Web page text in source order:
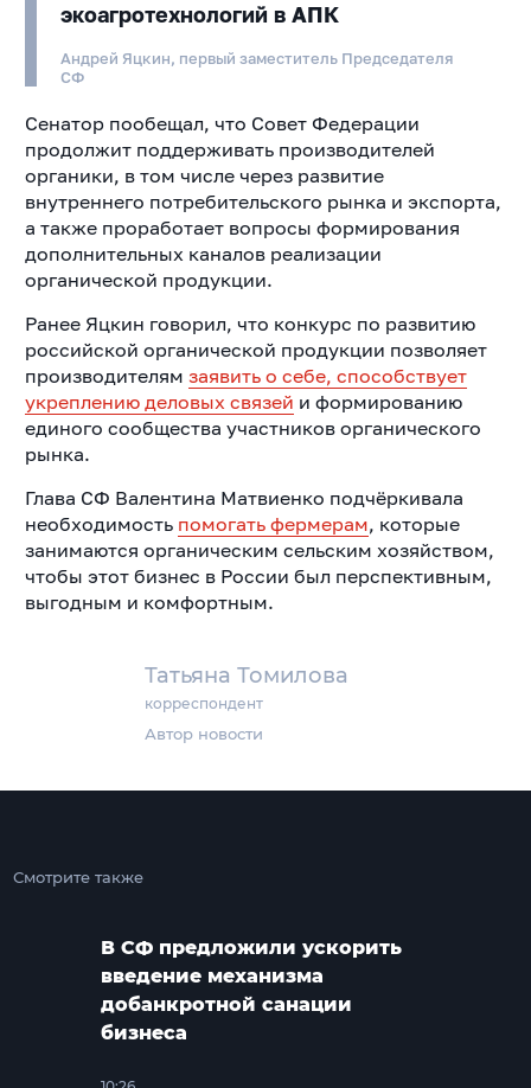
Татьяна Томилова
корреспондент
Автор новости
экоагротехнологий в АПК
Андрей Яцкин, первый заместитель Председателя
СФ
Сенатор пообещал, что Совет Федерации
продолжит поддерживать производителей
органики, в том числе через развитие
внутреннего потребительского рынка и экспорта,
а также проработает вопросы формирования
дополнительных каналов реализации
органической продукции.
Ранее Яцкин говорил, что конкурс по развитию
российской органической продукции позволяет
производителям заявить о себе, способствует
укреплению деловых связей и формированию
единого сообщества участников органического
рынка.
Глава СФ Валентина Матвиенко подчёркивала
необходимость помогать фермерам, которые
занимаются органическим сельским хозяйством,
чтобы этот бизнес в России был перспективным,
выгодным и комфортным.
Смотрите также
В СФ предложили ускорить
введение механизма
добанкротной санации
бизнеса